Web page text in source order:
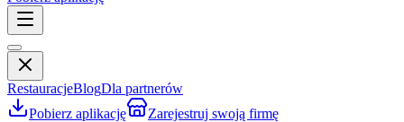
RestauracjeBlogDla partnerów
Pobierz aplikację
Zarejestruj swoją firmę